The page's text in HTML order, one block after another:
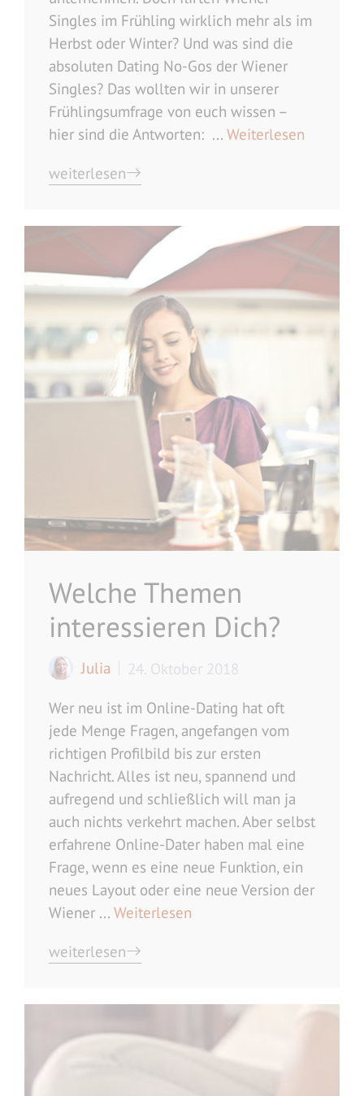
Singles im Frühling wirklich mehr als im
Herbst oder Winter? Und was sind die
absoluten Dating No-Gos der Wiener
Singles? Das wollten wir in unserer
Frühlingsumfrage von euch wissen –
hier sind die Antworten: ... Weiterlesen
weiterlesen
Welche Themen
interessieren Dich?
Julia 24. Oktober 2018
Wer neu ist im Online-Dating hat oft
jede Menge Fragen, angefangen vom
richtigen Profilbild bis zur ersten
Nachricht. Alles ist neu, spannend und
aufregend und schließlich will man ja
auch nichts verkehrt machen. Aber selbst
erfahrene Online-Dater haben mal eine
Frage, wenn es eine neue Funktion, ein
neues Layout oder eine neue Version der
Wiener ... Weiterlesen
weiterlesen